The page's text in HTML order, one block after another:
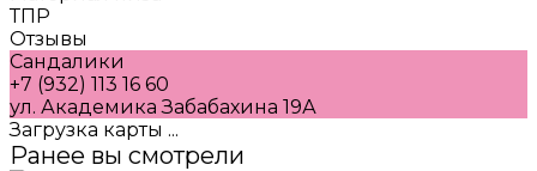
ТПР
Отзывы
Сандалики
+7 (932) 113 16 60
ул. Академика Забабахина 19А
Загрузка карты ...
Ранее вы смотрели